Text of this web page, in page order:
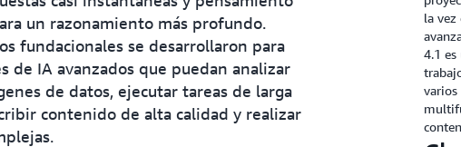
un razonamiento más profundo.
fundacionales se desarrollaron para
de IA avanzados que puedan analizar
de datos, ejecutar tareas de larga
contenido de alta calidad y realizar
la vez
4.1
varios